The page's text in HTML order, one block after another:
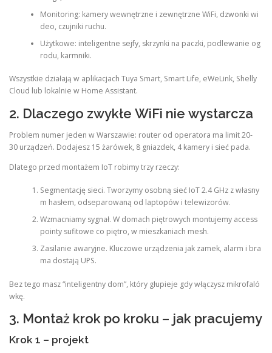
Monitoring: kamery wewnętrzne i zewnętrzne WiFi, dzwonki wi
deo, czujniki ruchu.
Użytkowe: inteligentne sejfy, skrzynki na paczki, podlewanie og
rodu, karmniki.
Wszystkie działają w aplikacjach Tuya Smart, Smart Life, eWeLink, Shelly
Cloud lub lokalnie w Home Assistant.
2. Dlaczego zwykłe WiFi nie wystarcza
Problem numer jeden w Warszawie: router od operatora ma limit 20-
30 urządzeń. Dodajesz 15 żarówek, 8 gniazdek, 4 kamery i sieć pada.
Dlatego przed montażem IoT robimy trzy rzeczy:
Segmentację sieci. Tworzymy osobną sieć IoT 2.4 GHz z własny
m hasłem, odseparowaną od laptopów i telewizorów.
Wzmacniamy sygnał. W domach piętrowych montujemy access
pointy sufitowe co piętro, w mieszkaniach mesh.
Zasilanie awaryjne. Kluczowe urządzenia jak zamek, alarm i bra
ma dostają UPS.
Bez tego masz “inteligentny dom”, który głupieje gdy włączysz mikrofaló
wkę.
3. Montaż krok po kroku – jak pracujemy
Krok 1 – projekt